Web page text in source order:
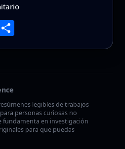
Compartir
legibles de trabajos
personas curiosas no
fundamenta en investigación
para que puedas